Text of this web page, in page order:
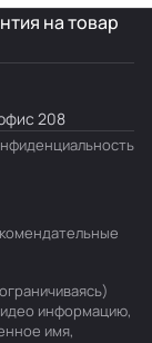
на товар
208
информацию,
имя,